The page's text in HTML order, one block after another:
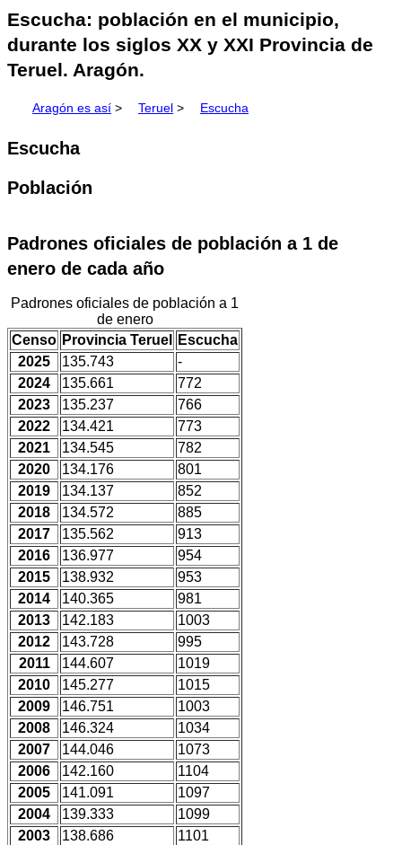
Escucha: población en el municipio,
durante los siglos XX y XXI Provincia de
Teruel. Aragón.
Aragón es así > Teruel > Escucha
Escucha
Población
Padrones oficiales de población a 1 de
enero de cada año
Padrones oficiales de población a 1
de enero
Censo Provincia Teruel
Escucha
2025
135.743
-
2024
135.661
772
2023
135.237
766
2022
134.421
773
2021
134.545
782
2020
134.176
801
2019
134.137
852
2018
134.572
885
2017
135.562
913
2016
136.977
954
2015
138.932
953
2014
140.365
981
2013
142.183
1003
2012
143.728
995
2011
144.607
1019
2010
145.277
1015
2009
146.751
1003
2008
146.324
1034
2007
144.046
1073
2006
142.160
1104
2005
141.091
1097
2004
139.333
1099
2003
138.686 1101